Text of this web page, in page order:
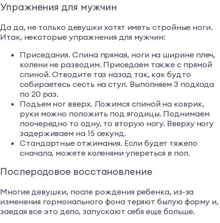
Упражнения для мужчин
Да да, не только девушки хотят иметь стройные ноги.
Итак, некоторые упражнения для мужчин:
Приседания. Спина прямая, ноги на ширине плеч,
колени не разводим. Приседаем также с прямой
спиной. Отводите таз назад так, как будто
собираетесь сесть на стул. Выполняем 3 подхода
по 20 раз.
Подъем ног вверх. Ложимся спиной на коврик,
руки можно положить под ягодицы. Поднимаем
поочередно то одну, то вторую ногу. Вверху ногу
задерживаем на 15 секунд.
Стандартные отжимания. Если будет тяжело
сначала, можете коленями упереться в пол.
Послеродовое восстановление
Многие девушки, после рождения ребенка, из-за
изменения гормонального фона теряют былую форму и,
заедая все это дело, запускают себя еще больше.